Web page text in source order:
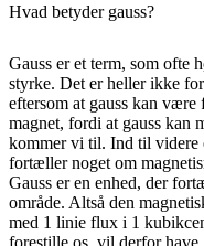
Hvad betyder gauss?
Gauss er et term, som ofte
styrke. Det er heller ikke
eftersom at gauss kan
magnet, fordi at gauss kan
kommer vi til. Ind til videre
fortæller noget om
Gauss er en enhed, der
område. Altså den
med 1 linie flux i 1
forestille os, vil derfor